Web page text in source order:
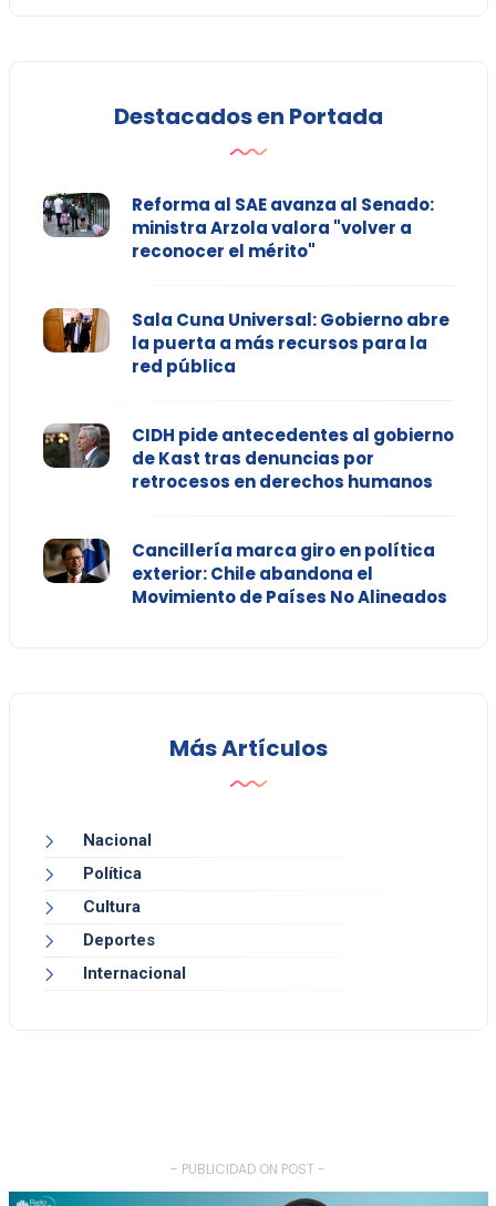
Destacados en Portada
Reforma al SAE avanza al Senado:
ministra Arzola valora "volver a
reconocer el mérito"
Sala Cuna Universal: Gobierno abre
la puerta a más recursos para la
red pública
CIDH pide antecedentes al gobierno
de Kast tras denuncias por
retrocesos en derechos humanos
Cancillería marca giro en política
exterior: Chile abandona el
Movimiento de Países No Alineados
Más Artículos
Nacional
Política
Cultura
Deportes
Internacional
- PUBLICIDAD ON POST -